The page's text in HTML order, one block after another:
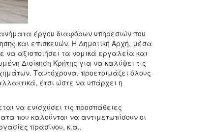
έργου διαφόρων υπηρεσιών που
και επισκευών. Η Δημοτική Αρχή, μέσα
αξιοποιήσει τα νομικά εργαλεία και
Διοίκηση Κρήτης για να καλύψει τις
Ταυτόχρονα, προετοιμάζει όλους
έτσι ώστε να υπάρχει η
να ενισχύσει τις προσπάθειες
που καλούνται να αντιμετωπίσουν οι
πρασίνου, κ.α..